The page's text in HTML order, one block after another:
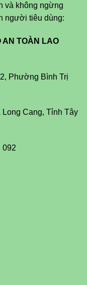
và không ngừng
người tiêu dùng:
AN TOÀN LAO
Phường Bình Trị
Cang, Tỉnh Tây
092